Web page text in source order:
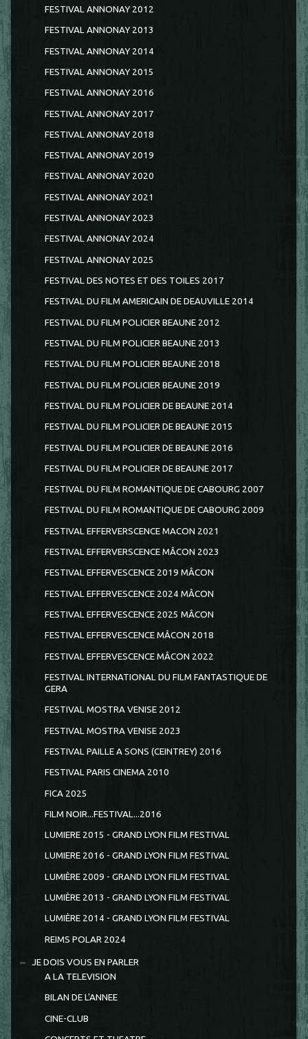
FESTIVAL ANNONAY 2012
FESTIVAL ANNONAY 2013
FESTIVAL ANNONAY 2014
FESTIVAL ANNONAY 2015
FESTIVAL ANNONAY 2016
FESTIVAL ANNONAY 2017
FESTIVAL ANNONAY 2018
FESTIVAL ANNONAY 2019
FESTIVAL ANNONAY 2020
FESTIVAL ANNONAY 2021
FESTIVAL ANNONAY 2023
FESTIVAL ANNONAY 2024
FESTIVAL ANNONAY 2025
FESTIVAL DES NOTES ET DES TOILES 2017
FESTIVAL DU FILM AMERICAIN DE DEAUVILLE 2014
FESTIVAL DU FILM POLICIER BEAUNE 2012
FESTIVAL DU FILM POLICIER BEAUNE 2013
FESTIVAL DU FILM POLICIER BEAUNE 2018
FESTIVAL DU FILM POLICIER BEAUNE 2019
FESTIVAL DU FILM POLICIER DE BEAUNE 2014
FESTIVAL DU FILM POLICIER DE BEAUNE 2015
FESTIVAL DU FILM POLICIER DE BEAUNE 2016
FESTIVAL DU FILM POLICIER DE BEAUNE 2017
FESTIVAL DU FILM ROMANTIQUE DE CABOURG 2007
FESTIVAL DU FILM ROMANTIQUE DE CABOURG 2009
FESTIVAL EFFERVERSCENCE MACON 2021
FESTIVAL EFFERVERSCENCE MÂCON 2023
FESTIVAL EFFERVESCENCE 2019 MÂCON
FESTIVAL EFFERVESCENCE 2024 MÂCON
FESTIVAL EFFERVESCENCE 2025 MÂCON
FESTIVAL EFFERVESCENCE MÂCON 2018
FESTIVAL EFFERVESCENCE MÂCON 2022
FESTIVAL INTERNATIONAL DU FILM FANTASTIQUE DE
GERA
FESTIVAL MOSTRA VENISE 2012
FESTIVAL MOSTRA VENISE 2023
FESTIVAL PAILLE A SONS (CEINTREY) 2016
FESTIVAL PARIS CINEMA 2010
FICA 2025
FILM NOIR...FESTIVAL...2016
LUMIERE 2015 - GRAND LYON FILM FESTIVAL
LUMIERE 2016 - GRAND LYON FILM FESTIVAL
LUMIÈRE 2009 - GRAND LYON FILM FESTIVAL
LUMIÈRE 2013 - GRAND LYON FILM FESTIVAL
LUMIÈRE 2014 - GRAND LYON FILM FESTIVAL
REIMS POLAR 2024
JE DOIS VOUS EN PARLER
A LA TELEVISION
BILAN DE L'ANNEE
CINE-CLUB